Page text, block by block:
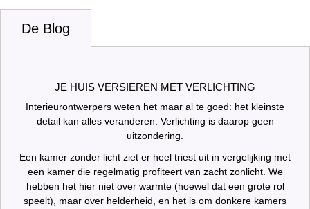
De Blog
JE HUIS VERSIEREN MET VERLICHTING
Interieurontwerpers weten het maar al te goed: het kleinste
detail kan alles veranderen. Verlichting is daarop geen
uitzondering.
Een kamer zonder licht ziet er heel triest uit in vergelijking met
een kamer die regelmatig profiteert van zacht zonlicht. We
hebben het hier niet over warmte (hoewel dat een grote rol
speelt), maar over helderheid, en het is om donkere kamers